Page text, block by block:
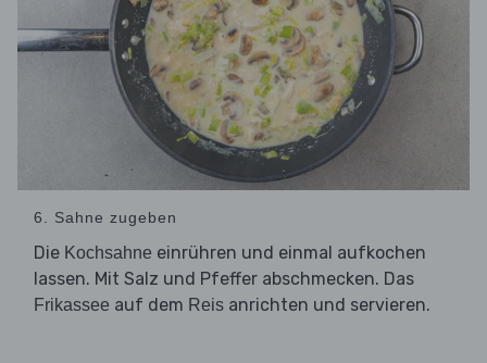
6. Sahne zugeben
Die Kochsahne einrühren und einmal aufkochen
lassen. Mit Salz und Pfeffer abschmecken. Das
Frikassee auf dem Reis anrichten und servieren.